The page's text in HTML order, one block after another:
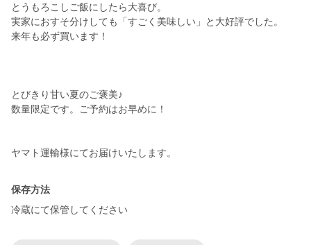
とうもろこしご飯にしたら大喜び。
実家におすそ分けしても「すごく美味しい」と大好評でした。
来年も必ず買います！
とびきり甘い夏のご褒美♪
数量限定です。ご予約はお早めに！
ヤマト運輸様にてお届けいたします。
保存方法
冷蔵にて保管してください